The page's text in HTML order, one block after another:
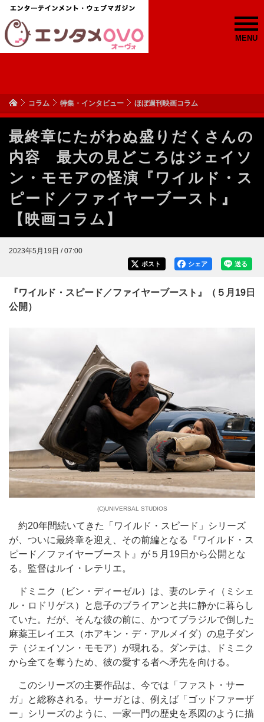
MENU
コラム 特集・インタビュー ほぼ週刊映画コラム
最終章にたがわぬ盛りだくさんの
内容 最大の見どころはジェイソ
ン・モモアの怪演『ワイルド・ス
ピード／ファイヤーブースト』
【映画コラム】
2023年5月19日 / 07:00
送る
シェア
ポスト
『ワイルド・スピード／ファイヤーブースト』（５月19日
公開）
(C)UNIVERSAL STUDIOS
約20年間続いてきた「ワイルド・スピード」シリーズ
が、ついに最終章を迎え、その前編となる『ワイルド・ス
ピード／ファイヤーブースト』が５月19日から公開とな
る。監督はルイ・レテリエ。
ドミニク（ビン・ディーゼル）は、妻のレティ（ミシェ
ル・ロドリゲス）と息子のブライアンと共に静かに暮らし
ていた。だが、そんな彼の前に、かつてブラジルで倒した
麻薬王レイエス（ホアキン・デ・アルメイダ）の息子ダン
テ（ジェイソン・モモア）が現れる。ダンテは、ドミニク
から全てを奪うため、彼の愛する者へ矛先を向ける。
このシリーズの主要作品は、今では「ファスト・サー
ガ」と総称される。サーガとは、例えば「ゴッドファーザ
ー」シリーズのように、一家一門の歴史を系図のように描